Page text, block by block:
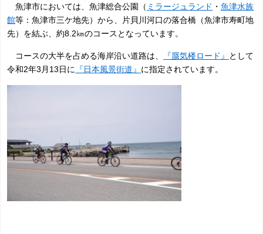
魚津市においては、魚津総合公園（ ミラージュランド ・魚津水族
館等：魚津市三ケ地先）から、片貝川河口の落合橋（魚津市寿町地
先）を結ぶ、約8.2㎞のコースとなっています。
コースの大半を占める海岸沿い道路は、 『蜃気楼ロード』
として
令和2年3月13日に
『日本風景街道』 に指定されています。